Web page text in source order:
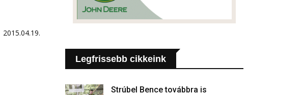
2015.04.19.
Legfrissebb cikkeink
Strúbel Bence továbbra is